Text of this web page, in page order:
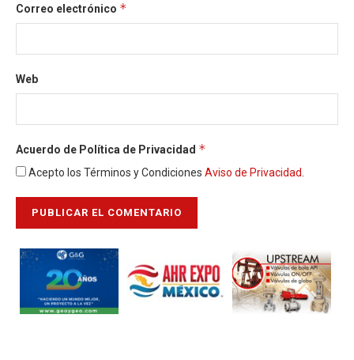
Correo electrónico *
Web
Acuerdo de Política de Privacidad *
Acepto los Términos y Condiciones Aviso de Privacidad